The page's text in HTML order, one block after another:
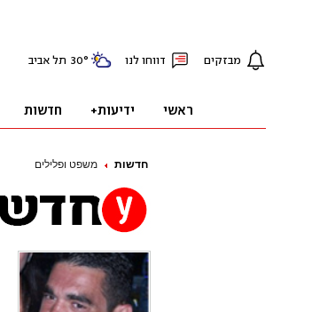
חדשות משפט ופלילים